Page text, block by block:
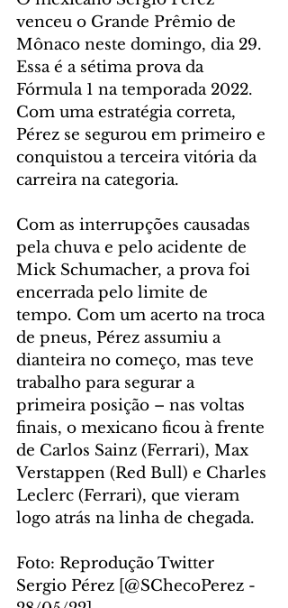
venceu o Grande Prêmio de
Mônaco neste domingo, dia 29.
Essa é a sétima prova da
Fórmula 1 na temporada 2022.
Com uma estratégia correta,
Pérez se segurou em primeiro e
conquistou a terceira vitória da
carreira na categoria.
Com as interrupções causadas
pela chuva e pelo acidente de
Mick Schumacher, a prova foi
encerrada pelo limite de
tempo. Com um acerto na troca
de pneus, Pérez assumiu a
dianteira no começo, mas teve
trabalho para segurar a
primeira posição – nas voltas
finais, o mexicano ficou à frente
de Carlos Sainz (Ferrari), Max
Verstappen (Red Bull) e Charles
Leclerc (Ferrari), que vieram
logo atrás na linha de chegada.
Foto: Reprodução Twitter
Sergio Pérez [@SChecoPerez -